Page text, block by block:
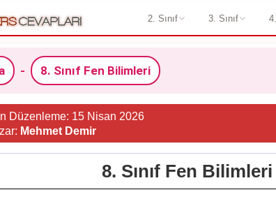
2. Sınıf 3. Sınıf
- 8. Sınıf Fen Bilimleri
Düzenleme: 15 Nisan 2026
Mehmet Demir
8. Sınıf Fen